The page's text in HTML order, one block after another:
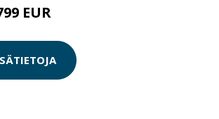
EUR